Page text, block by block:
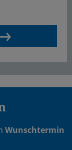
Wunschtermin